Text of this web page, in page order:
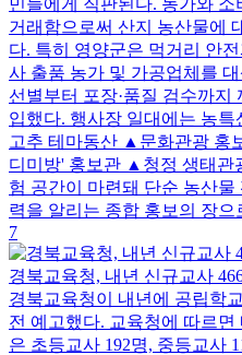
거래함으로써 산지 농산물에
다. 특히 영양군은 먹거리 안
사 출품 농가 및 가공업체를
선별부터 포장·품질 검수까지
입했다. 행사장 일대에는 농
고추 테마동산 ▲문화관광 홍
디미방' 홍보관 ▲청정 생태관
험 공간이 마련돼 단순 농산
력을 알리는 종합 홍보의 장으
7
경북교육청, 내년 신규교사
경북교육청이 내년에 공립학
전 예고했다. 교육청에 따르
은 초등교사 192명, 중등교사